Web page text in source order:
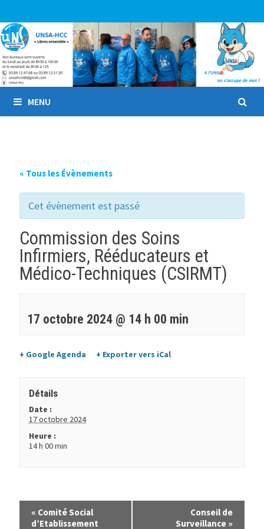
au
contenu
MENU
« Tous les Évènements
Cet évènement est passé
Commission des Soins
Infirmiers, Rééducateurs et
Médico-Techniques (CSIRMT)
17 octobre 2024 @ 14 h 00 min
+ Google Agenda + Exporter vers iCal
Détails
Date :
17 octobre 2024
Heure :
14 h 00 min
« Comité Social
d’Etablissement
Conseil de
Surveillance »